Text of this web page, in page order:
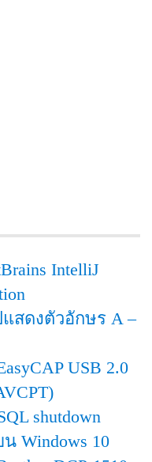
IntelliJ
สดงตัวอักษร A –
USB 2.0
shutdown
Windows 10